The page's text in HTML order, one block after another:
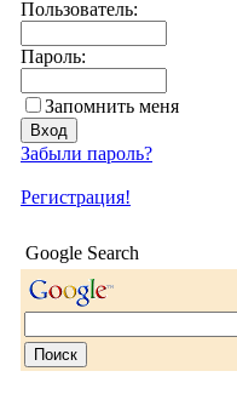
Пользователь:
Пароль:
Запомнить меня
Забыли пароль?
Регистрация!
Google Search